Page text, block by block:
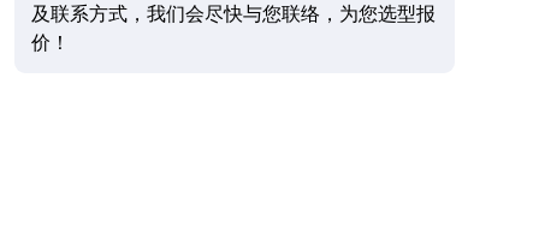
及联系方式，我们会尽快与您联络，为您选型报
价！